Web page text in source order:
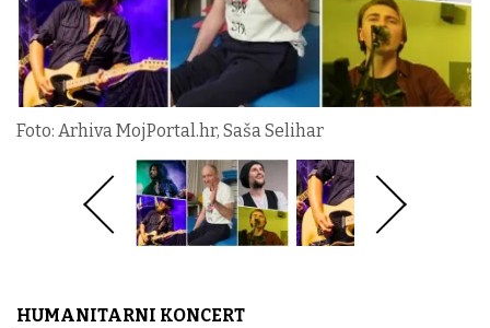
Foto: Arhiva MojPortal.hr, Saša Selihar
HUMANITARNI KONCERT